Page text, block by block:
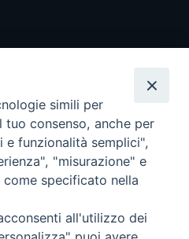
Tutti i diritti riservati - Vita
simili per
consenso, anche per
funzionalità semplici",
"misurazione" e
specificato nella
all'utilizzo dei